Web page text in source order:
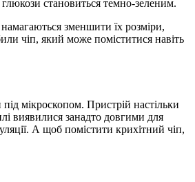
становиться темно-зеленим.
зменшити їх розміри,
чіп, який може поміститися навіть
мікроскопом. Пристрій настільки
виявилися занадто довгими для
А щоб помістити крихітний чіп,